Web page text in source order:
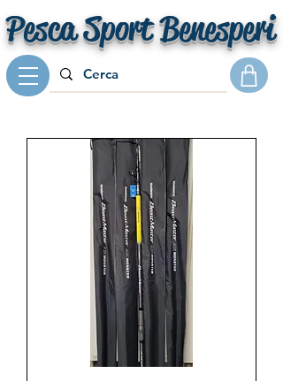
Pesca Sport Benesperi